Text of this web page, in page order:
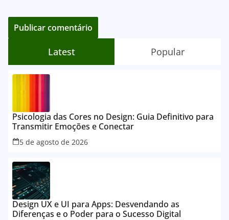
Latest Popular
Psicologia das Cores no Design: Guia Definitivo para
Transmitir Emoções e Conectar
5 de agosto de 2026
Design UX e UI para Apps: Desvendando as
Diferenças e o Poder para o Sucesso Digital